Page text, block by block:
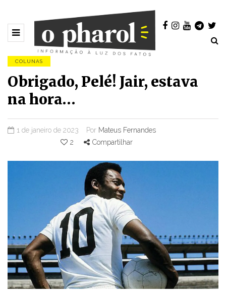
COLUNAS
Obrigado, Pelé! Jair, estava
na hora…
1 de janeiro de 2023 Por Mateus Fernandes
2
Compartilhar